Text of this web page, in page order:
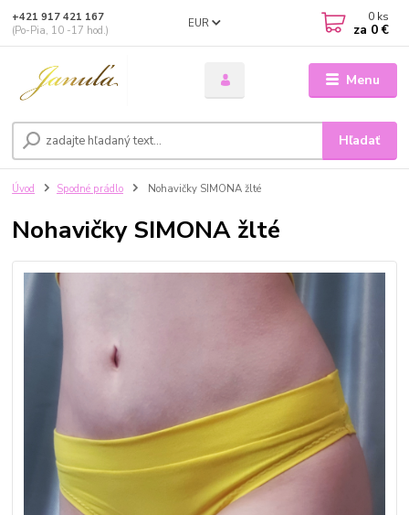
Menu
EUR
Hľadať
+421 917 421 167
(Po-Pia, 10 -17 hod.)
0 ks
za 0 €
Úvod Spodné prádlo Nohavičky SIMONA žlté
Nohavičky SIMONA žlté